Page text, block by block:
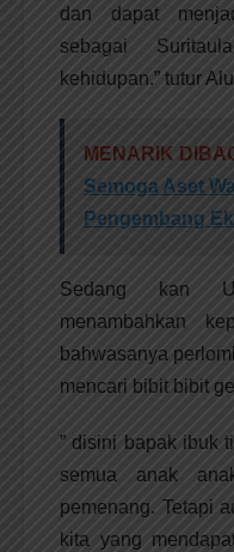
dan dapat
sebagai
kehidupan.” tutur
MENARIK
Semoga Aset
Pengembang
Sedang kan
menambahkan
bahwasanya
mencari bibit bibit
” disini bapak ibuk
semua anak
pemenang. Tetapi
kita yang